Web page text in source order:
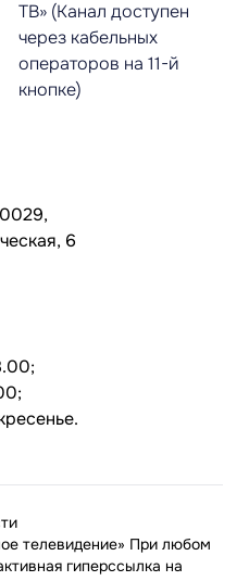
ТВ» (Канал доступен
через кабельных
операторов на 11-й
кнопке)
6
телевидение» При любом
гиперссылка на